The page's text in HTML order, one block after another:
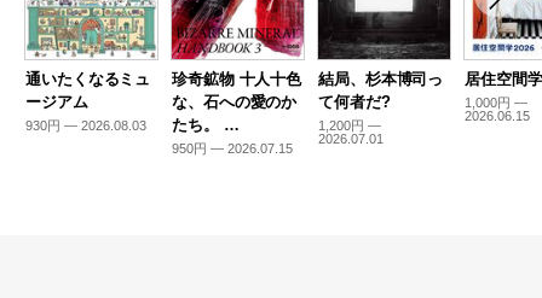
通いたくなるミュ
ージアム
930円 — 2026.08.03
珍奇鉱物 十人十色
な、石への愛のか
たち。 …
950円 — 2026.07.15
結局、杉本博司っ
て何者だ?
1,200円 —
2026.07.01
居住空間
1,000円 —
2026.06.15